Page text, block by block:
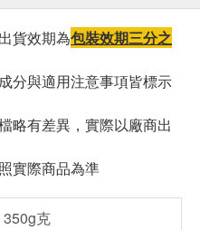
貨效期為包裝效期三分之
分與適用注意事項皆標示
略有差異，實際以廠商出
實際商品為準
350g克